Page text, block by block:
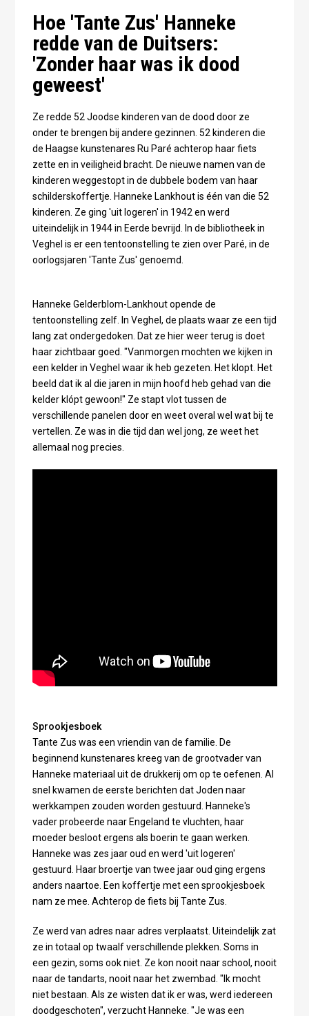
Hoe 'Tante Zus' Hanneke
redde van de Duitsers:
'Zonder haar was ik dood
geweest'
Ze redde 52 Joodse kinderen van de dood door ze
onder te brengen bij andere gezinnen. 52 kinderen die
de Haagse kunstenares Ru Paré achterop haar fiets
zette en in veiligheid bracht. De nieuwe namen van de
kinderen weggestopt in de dubbele bodem van haar
schilderskoffertje. Hanneke Lankhout is één van die 52
kinderen. Ze ging 'uit logeren' in 1942 en werd
uiteindelijk in 1944 in Eerde bevrijd. In de bibliotheek in
Veghel is er een tentoonstelling te zien over Paré, in de
oorlogsjaren 'Tante Zus' genoemd.
Hanneke Gelderblom-Lankhout opende de
tentoonstelling zelf. In Veghel, de plaats waar ze een tijd
lang zat ondergedoken. Dat ze hier weer terug is doet
haar zichtbaar goed. "Vanmorgen mochten we kijken in
een kelder in Veghel waar ik heb gezeten. Het klopt. Het
beeld dat ik al die jaren in mijn hoofd heb gehad van die
kelder klópt gewoon!" Ze stapt vlot tussen de
verschillende panelen door en weet overal wel wat bij te
vertellen. Ze was in die tijd dan wel jong, ze weet het
allemaal nog precies.
Sprookjesboek
Tante Zus was een vriendin van de familie. De
beginnend kunstenares kreeg van de grootvader van
Hanneke materiaal uit de drukkerij om op te oefenen. Al
snel kwamen de eerste berichten dat Joden naar
werkkampen zouden worden gestuurd. Hanneke's
vader probeerde naar Engeland te vluchten, haar
moeder besloot ergens als boerin te gaan werken.
Hanneke was zes jaar oud en werd 'uit logeren'
gestuurd. Haar broertje van twee jaar oud ging ergens
anders naartoe. Een koffertje met een sprookjesboek
nam ze mee. Achterop de fiets bij Tante Zus.
Ze werd van adres naar adres verplaatst. Uiteindelijk zat
ze in totaal op twaalf verschillende plekken. Soms in
een gezin, soms ook niet. Ze kon nooit naar school, nooit
naar de tandarts, nooit naar het zwembad. "Ik mocht
niet bestaan. Als ze wisten dat ik er was, werd iedereen
doodgeschoten", verzucht Hanneke. "Je was een